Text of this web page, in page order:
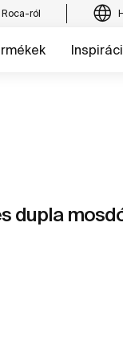
Roca-ról
dupla